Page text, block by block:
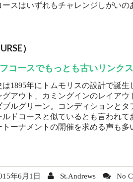
スはいずれもチャレンジしがい
）
コースでもっとも古いリンク
1895年にトムモリスの設計で誕
アウト、カミングインのレイアウ
ルグリーン。コンディションと
ドコースと似ているとも言われて
ーナメントの開催を求める声も多
年6月1日 St.Andrews No